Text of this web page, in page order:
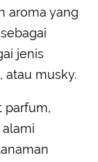
aroma yang
jenis
atau musky.
parfum,